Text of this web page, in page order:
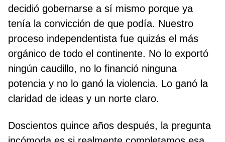
decidió gobernarse a sí mismo porque ya
tenía la convicción de que podía. Nuestro
proceso independentista fue quizás el más
orgánico de todo el continente. No lo exportó
ningún caudillo, no lo financió ninguna
potencia y no lo ganó la violencia. Lo ganó la
claridad de ideas y un norte claro.
Doscientos quince años después, la pregunta